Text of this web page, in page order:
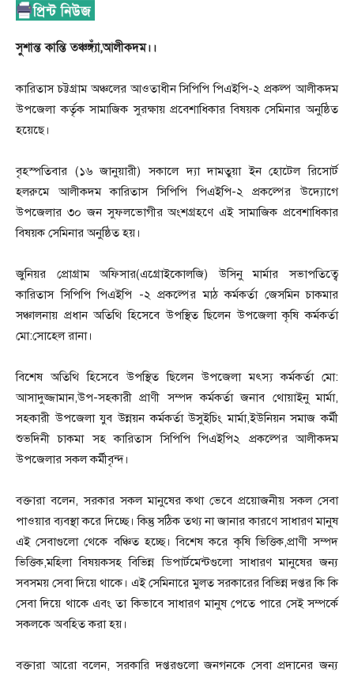
সুশান্ত কান্তি তঞ্চঙ্গ্যাঁ,আলীকদম।।
কারিতাস চট্টগ্রাম অঞ্চলের আওতাধীন সিপিপি পিএইপি-২ প্রকল্প আলীকদম
উপজেলা কর্তৃক সামাজিক সুরক্ষায় প্রবেশাধিকার বিষয়ক সেমিনার অনুষ্ঠিত
হয়েছে।
বৃহস্পতিবার (১৬ জানুয়ারী) সকালে দ্যা দামতুয়া ইন হোটেল রিসোর্ট
হলরুমে আলীকদম কারিতাস সিপিপি পিএইপি-২ প্রকল্পের উদ্যোগে
উপজেলার ৩০ জন সুফলভোগীর অংশগ্রহণে এই সামাজিক প্রবেশাধিকার
বিষয়ক সেমিনার অনুষ্ঠিত হয়।
জুনিয়র প্রোগ্রাম অফিসার(এগ্রোইকোলজি) উসিনু মার্মার সভাপতিত্বে
কারিতাস সিপিপি পিএইপি -২ প্রকল্পের মাঠ কর্মকর্তা জেসমিন চাকমার
সঞ্চালনায় প্রধান অতিথি হিসেবে উপস্থিত ছিলেন উপজেলা কৃষি কর্মকর্তা
মো:সোহেল রানা।
বিশেষ অতিথি হিসেবে উপস্থিত ছিলেন উপজেলা মৎস্য কর্মকর্তা মো:
আসাদুজ্জামান,উপ-সহকারী প্রাণী সম্পদ কর্মকর্তা জনাব থোয়াইনু মার্মা,
সহকারী উপজেলা যুব উন্নয়ন কর্মকর্তা উসুইচিং মার্মা,ইউনিয়ন সমাজ কর্মী
শুভদিনী চাকমা সহ কারিতাস সিপিপি পিএইপি২ প্রকল্পের আলীকদম
উপজেলার সকল কর্মীবৃন্দ।
বক্তারা বলেন, সরকার সকল মানুষের কথা ভেবে প্রয়োজনীয় সকল সেবা
পাওয়ার ব্যবস্থা করে দিচ্ছে। কিন্তু সঠিক তথ্য না জানার কারণে সাধারণ মানুষ
এই সেবাগুলো থেকে বঞ্চিত হচ্ছে। বিশেষ করে কৃষি ভিত্তিক,প্রাণী সম্পদ
ভিত্তিক,মহিলা বিষয়কসহ বিভিন্ন ডিপার্টমেন্টগুলো সাধারণ মানুষের জন্য
সবসময় সেবা দিয়ে থাকে। এই সেমিনারে মুলত সরকারের বিভিন্ন দপ্তর কি কি
সেবা দিয়ে থাকে এবং তা কিভাবে সাধারণ মানুষ পেতে পারে সেই সম্পর্কে
সকলকে অবহিত করা হয়।
বক্তারা আরো বলেন, সরকারি দপ্তরগুলো জনগনকে সেবা প্রদানের জন্য